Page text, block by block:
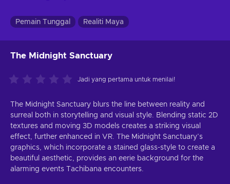
Pemain Tunggal Realiti Maya
The Midnight Sanctuary
Jadi yang pertama untuk menilai!
The Midnight Sanctuary blurs the line between reality and
surreal both in storytelling and visual style. Blending static 2D
textures and moving 3D models creates a striking visual
effect, further enhanced in VR. The Midnight Sanctuary’s
graphics, which incorporate a stained glass-style to create a
beautiful aesthetic, provides an eerie background for the
alarming events Tachibana encounters.